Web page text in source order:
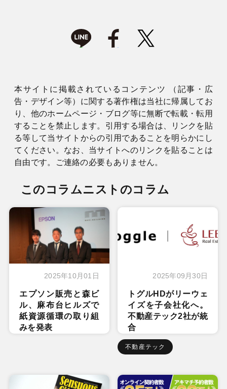
本サイトに掲載されているコンテンツ （記事・広
告・デザイン等）に関する著作権は当社に帰属してお
り、他のホームページ・ブログ等に無断で転載・転用
することを禁止します。引用する場合は、リンクを貼
る等して当サイトからの引用であることを明らかにし
てください。なお、当サイトへのリンクを貼ることは
自由です。ご連絡の必要もありません。
このコラムニストのコラム
2025年10月01日
エプソン販売と森ビ
ル、麻布台ヒルズで
紙資源循環の取り組
みを発表
2025年09月30日
トグルHDがリーウェ
イズを子会社化へ。
不動産テック2社が統
合
不動産テック